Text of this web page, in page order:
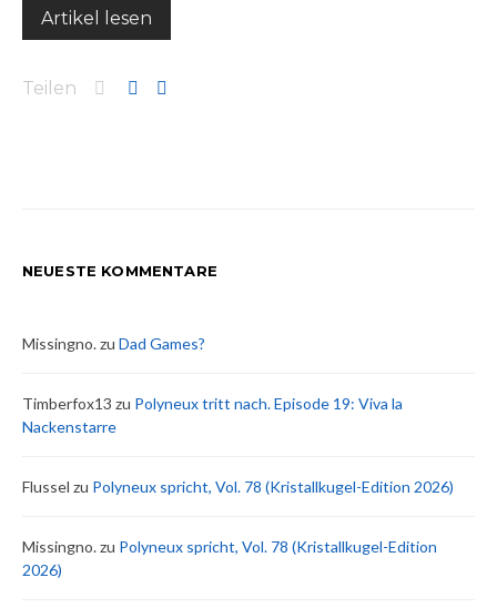
Artikel lesen
Teilen
NEUESTE KOMMENTARE
Missingno.zu Dad Games?
Timberfox13 zu Polyneux tritt nach. Episode 19: Viva la
Nackenstarre
Flussel zu Polyneux spricht, Vol. 78 (Kristallkugel-Edition 2026)
Missingno.zu Polyneux spricht, Vol. 78 (Kristallkugel-Edition
2026)